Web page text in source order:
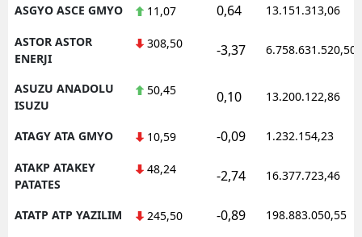
ASGYO ASCE GMYO 11,07 0,64 13.151.313,06
ASTOR ASTOR
ENERJI
308,50 -3,37 6.758.631.520,50
ASUZU ANADOLU
ISUZU
50,45 0,10 13.200.122,86
ATAGY ATA GMYO 10,59 -0,09 1.232.154,23
ATAKP ATAKEY
PATATES
48,24 -2,74 16.377.723,46
ATATP ATP YAZILIM 245,50 -0,89 198.883.050,55